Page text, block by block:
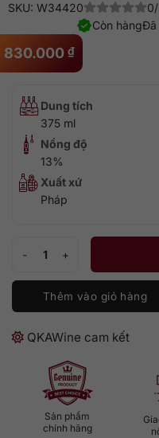
830.000 ₫
SKU: W34420
Đã
Còn hàng
Dung tích
375 ml
Nồng độ
13%
Xuất xứ
Pháp
Trimbach Riesling Alsace
Thêm vào giỏ hàng
QKAWine cam kết
Sản phẩm
chính hãng